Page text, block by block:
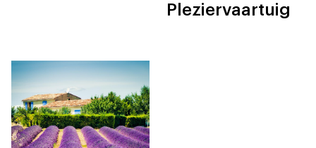
Pleziervaartuig